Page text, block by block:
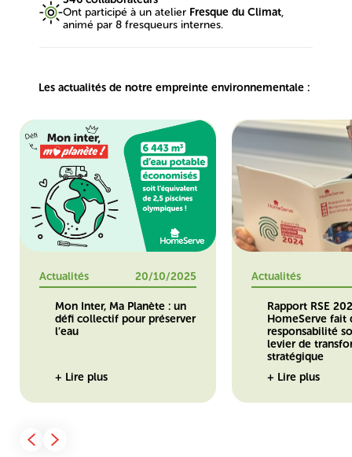
Ont participé à un atelier Fresque du Climat,
animé par 8 fresqueurs internes.
Les actualités de notre empreinte environnementale :
Actualités 20/10/2025
Mon Inter, Ma Planète : un
défi collectif pour préserver
l’eau
+ Lire plus
Actualités
Rapport RSE
HomeServe fait
responsabilité
levier de
stratégique
+ Lire plus